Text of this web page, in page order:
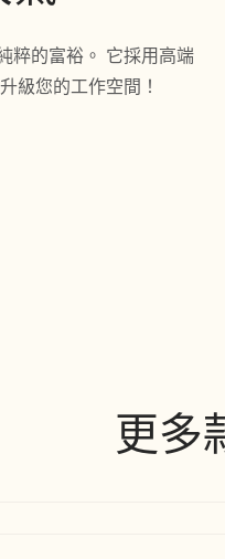
粹的富裕。 它採用高端
級您的工作空間！
更多